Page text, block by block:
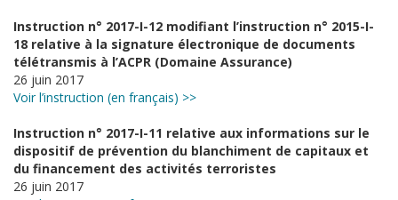
Instruction n° 2017-I-12 modifiant l’instruction n° 2015-I-
18 relative à la signature électronique de documents
télétransmis à l’ACPR (Domaine Assurance)
26 juin 2017
Voir l’instruction (en français) >>
Instruction n° 2017-I-11 relative aux informations sur le
dispositif de prévention du blanchiment de capitaux et
du financement des activités terroristes
26 juin 2017